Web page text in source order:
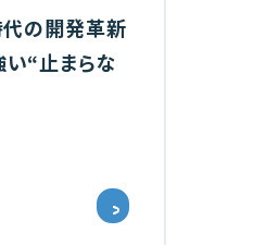
の開発革新
“止まらな